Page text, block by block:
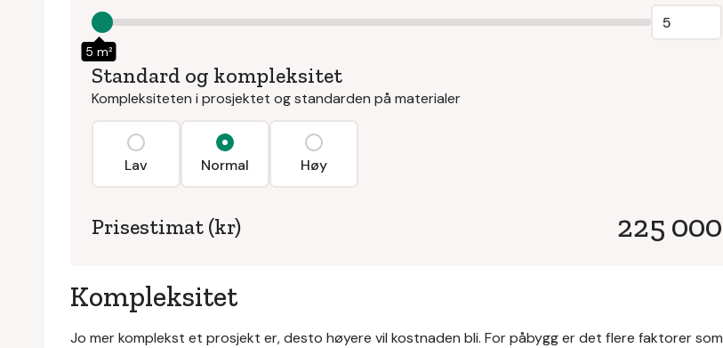
5 m²
Standard og kompleksitet
Kompleksiteten i prosjektet og standarden på materialer
Lav Normal Høy
Prisestimat (kr) 225 000
Kompleksitet
Jo mer komplekst et prosjekt er, desto høyere vil kostnaden bli. For påbygg er det flere faktorer som